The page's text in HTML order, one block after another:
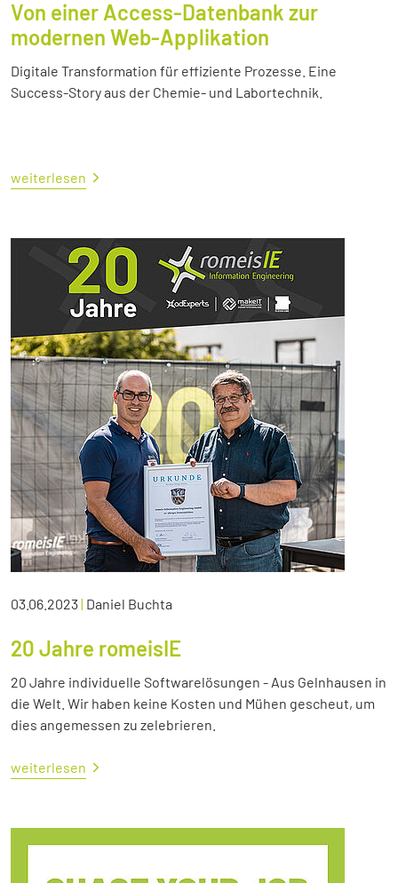
Von einer Access-Datenbank zur
modernen Web-Applikation
Digitale Transformation für effiziente Prozesse. Eine
Success-Story aus der Chemie- und Labortechnik.
weiterlesen
03.06.2023| Daniel Buchta
20 Jahre romeisIE
20 Jahre individuelle Softwarelösungen - Aus Gelnhausen in
die Welt. Wir haben keine Kosten und Mühen gescheut, um
dies angemessen zu zelebrieren.
weiterlesen